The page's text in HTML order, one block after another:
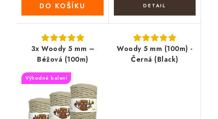
DO KOŠÍKU
3x Woody 5 mm –
Béžová (100m)
Výhodné balení
Woody 5 mm (100m) -
Černá (Black)